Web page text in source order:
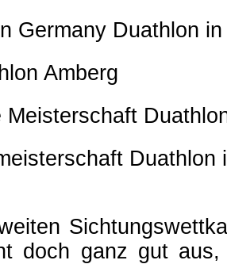
Germany Duathlon
Amberg
Meisterschaft
Duathlon
doch ganz gut